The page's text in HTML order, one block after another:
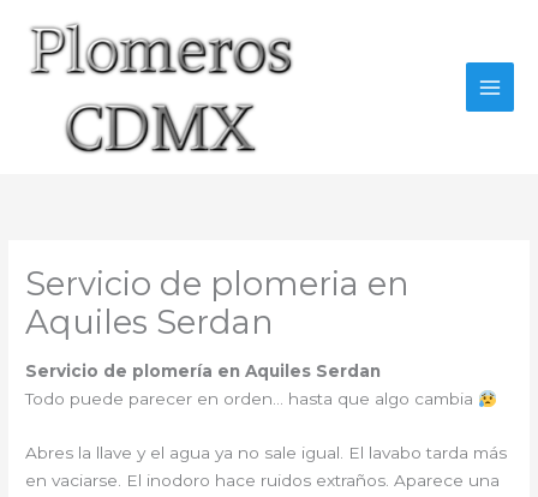
contenido
Servicio de plomeria en
Aquiles Serdan
Servicio de plomería en Aquiles Serdan
Todo puede parecer en orden… hasta que algo cambia
Abres la llave y el agua ya no sale igual. El lavabo tarda más
en vaciarse. El inodoro hace ruidos extraños. Aparece una